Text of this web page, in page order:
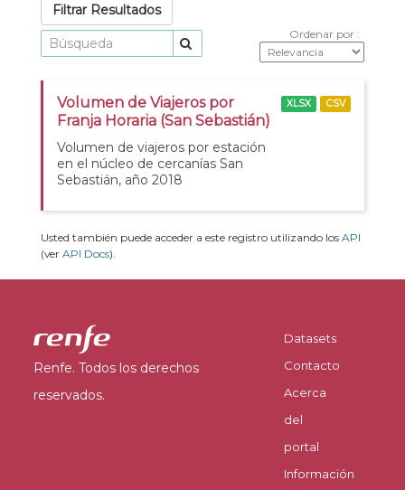
Filtrar Resultados
Ordenar por
Volumen de Viajeros por
Franja Horaria (San Sebastián)
Volumen de viajeros por estación
en el núcleo de cercanías San
Sebastián, año 2018
XLSX CSV
Usted también puede acceder a este registro utilizando los API
(ver API Docs).
Renfe. Todos los derechos
reservados.
Datasets
Contacto
Acerca
del
portal
Información